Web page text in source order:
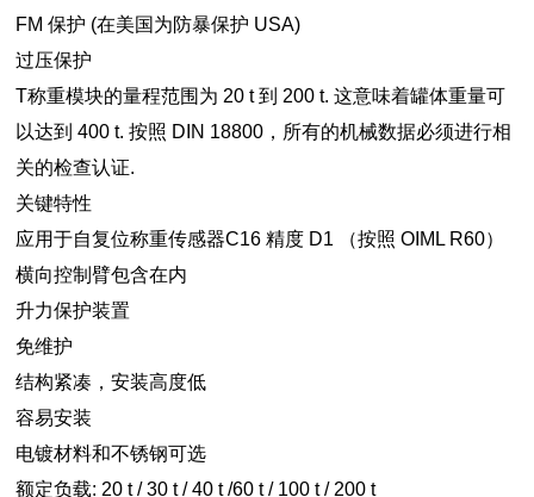
FM 保护 (在美国为防暴保护 USA)
过压保护
T称重模块的量程范围为 20 t 到 200 t. 这意味着罐体重量可
以达到 400 t. 按照 DIN 18800，所有的机械数据必须进行相
关的检查认证.
关键特性
应用于自复位称重传感器C16 精度 D1 （按照 OIML R60）
横向控制臂包含在内
升力保护装置
免维护
结构紧凑，安装高度低
容易安装
电镀材料和不锈钢可选
额定负载: 20 t / 30 t / 40 t /60 t / 100 t / 200 t